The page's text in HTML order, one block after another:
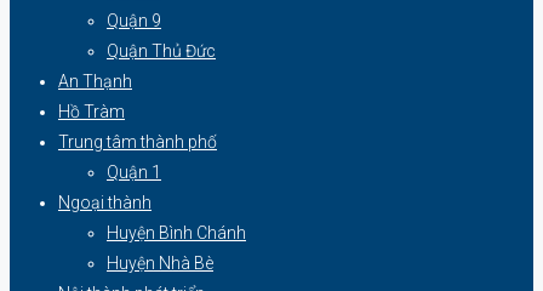
Quận 9
Quận Thủ Đức
An Thạnh
Hồ Tràm
Trung tâm thành phố
Quận 1
Ngoại thành
Huyện Bình Chánh
Huyện Nhà Bè